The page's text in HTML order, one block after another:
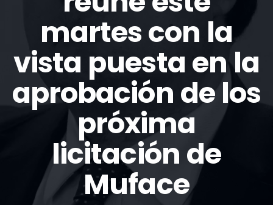
martes con la
vista puesta en la
aprobación de los
próxima
licitación de
Muface